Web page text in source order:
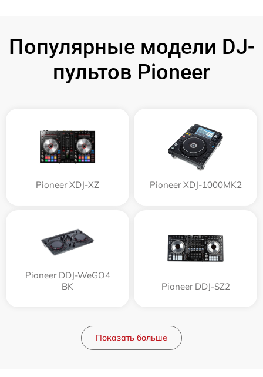
Популярные модели DJ-
пультов Pioneer
Pioneer XDJ-XZ Pioneer XDJ-1000MK2
Pioneer DDJ-WeGO4
BK
Pioneer DDJ-SZ2
Показать больше